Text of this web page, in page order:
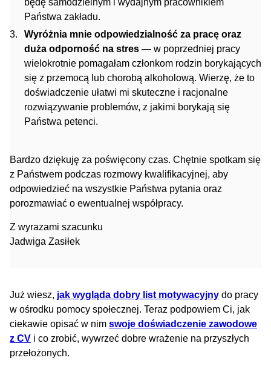
będę samodzielnym i wydajnym pracownikiem
Państwa zakładu.
Wyróżnia mnie odpowiedzialność za pracę oraz
duża odporność na stres — w poprzedniej pracy
wielokrotnie pomagałam członkom rodzin borykających
się z przemocą lub chorobą alkoholową. Wierzę, że to
doświadczenie ułatwi mi skuteczne i racjonalne
rozwiązywanie problemów, z jakimi borykają się
Państwa petenci.
Bardzo dziękuję za poświęcony czas. Chętnie spotkam się
z Państwem podczas rozmowy kwalifikacyjnej, aby
odpowiedzieć na wszystkie Państwa pytania oraz
porozmawiać o ewentualnej współpracy.
Z wyrazami szacunku
Jadwiga Zasiłek
Już wiesz, jak wygląda dobry list motywacyjny do pracy
w ośrodku pomocy społecznej. Teraz podpowiem Ci, jak
ciekawie opisać w nim swoje doświadczenie zawodowe
z CV i co zrobić, wywrzeć dobre wrażenie na przyszłych
przełożonych.